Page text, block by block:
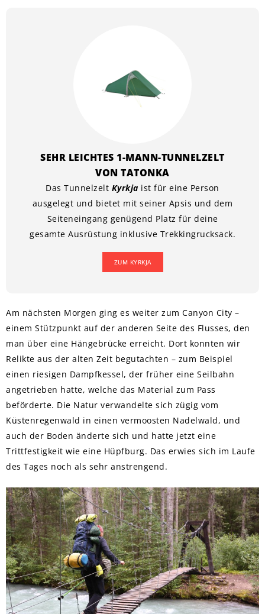
SEHR LEICHTES 1-MANN-TUNNELZELT
VON TATONKA
Das Tunnelzelt Kyrkja ist für eine Person
ausgelegt und bietet mit seiner Apsis und dem
Seiteneingang genügend Platz für deine
gesamte Ausrüstung inklusive Trekkingrucksack.
ZUM KYRKJA
Am nächsten Morgen ging es weiter zum Canyon City –
einem Stützpunkt auf der anderen Seite des Flusses, den
man über eine Hängebrücke erreicht. Dort konnten wir
Relikte aus der alten Zeit begutachten – zum Beispiel
einen riesigen Dampfkessel, der früher eine Seilbahn
angetrieben hatte, welche das Material zum Pass
beförderte. Die Natur verwandelte sich zügig vom
Küstenregenwald in einen vermoosten Nadelwald, und
auch der Boden änderte sich und hatte jetzt eine
Trittfestigkeit wie eine Hüpfburg. Das erwies sich im Laufe
des Tages noch als sehr anstrengend.